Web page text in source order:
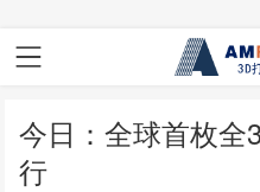
今日：全球首枚全
行